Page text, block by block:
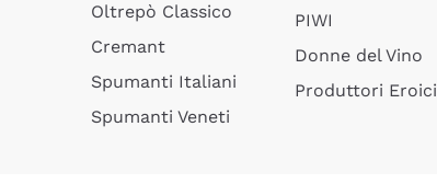
Oltrepò Classico
Cremant
Spumanti Italiani
Spumanti Veneti
PIWI
Donne del Vino
Produttori Eroici